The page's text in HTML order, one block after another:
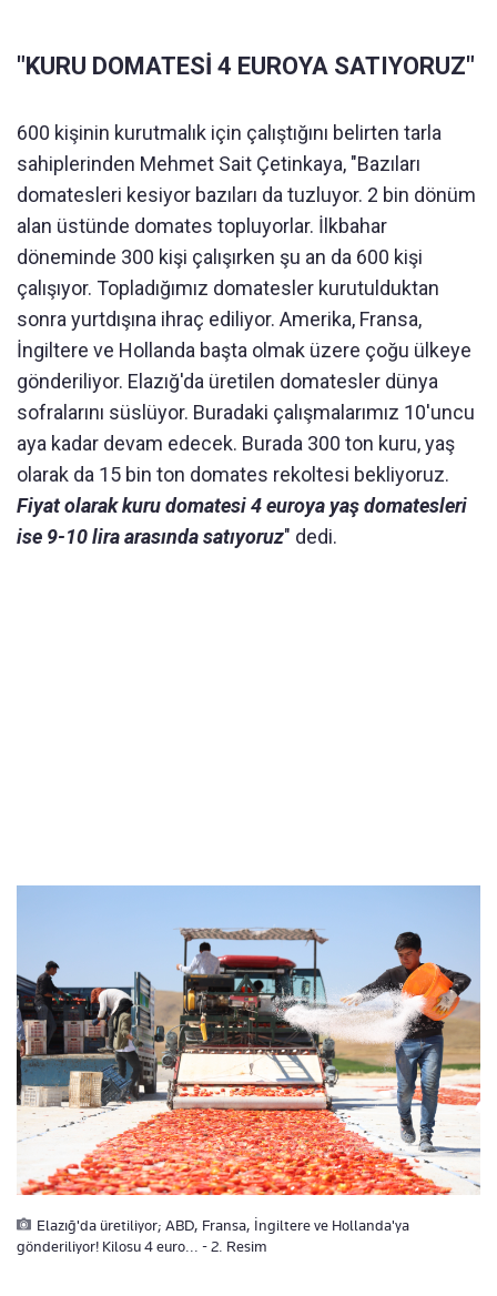
"KURU DOMATESİ 4 EUROYA SATIYORUZ"
600 kişinin kurutmalık için çalıştığını belirten tarla
sahiplerinden Mehmet Sait Çetinkaya, "Bazıları
domatesleri kesiyor bazıları da tuzluyor. 2 bin dönüm
alan üstünde domates topluyorlar. İlkbahar
döneminde 300 kişi çalışırken şu an da 600 kişi
çalışıyor. Topladığımız domatesler kurutulduktan
sonra yurtdışına ihraç ediliyor. Amerika, Fransa,
İngiltere ve Hollanda başta olmak üzere çoğu ülkeye
gönderiliyor. Elazığ'da üretilen domatesler dünya
sofralarını süslüyor. Buradaki çalışmalarımız 10'uncu
aya kadar devam edecek. Burada 300 ton kuru, yaş
olarak da 15 bin ton domates rekoltesi bekliyoruz.
Fiyat olarak kuru domatesi 4 euroya yaş domatesleri
ise 9-10 lira arasında satıyoruz" dedi.
Elazığ'da üretiliyor; ABD, Fransa, İngiltere ve Hollanda'ya
gönderiliyor! Kilosu 4 euro... - 2. Resim